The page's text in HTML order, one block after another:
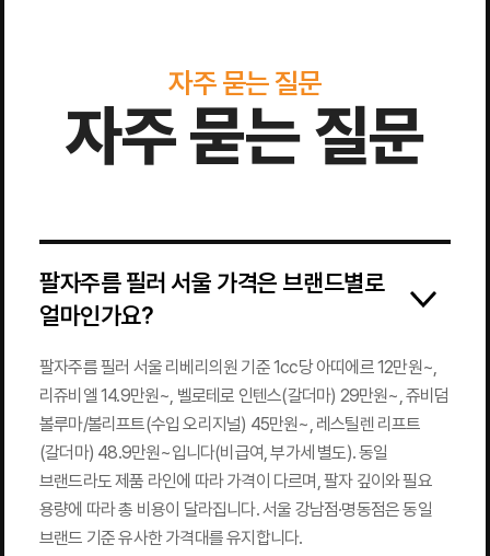
자주 묻는 질문
자주 묻는 질문
팔자주름 필러 서울 가격은 브랜드별로
얼마인가요?
팔자주름 필러 서울 리베리의원 기준 1cc당 아띠에르 12만원~,
리쥬비엘 14.9만원~, 벨로테로 인텐스(갈더마) 29만원~, 쥬비덤
볼루마/볼리프트(수입 오리지널) 45만원~, 레스틸렌 리프트
(갈더마) 48.9만원~입니다(비급여, 부가세 별도). 동일
브랜드라도 제품 라인에 따라 가격이 다르며, 팔자 깊이와 필요
용량에 따라 총 비용이 달라집니다. 서울 강남점·명동점은 동일
브랜드 기준 유사한 가격대를 유지합니다.